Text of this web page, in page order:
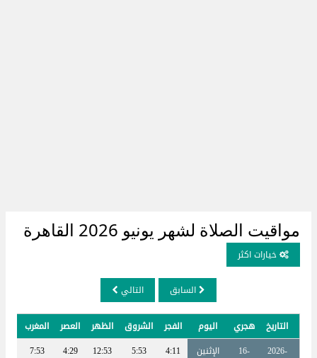
مواقيت الصلاة لشهر يونيو 2026 القاهرة
خيارات اكثر
السابق التالي
التاريخ هجري اليوم الفجر الشروق الظهر العصر المغرب
2026-
16-
الإثنين
4:11
5:53
12:53
4:29
7:53